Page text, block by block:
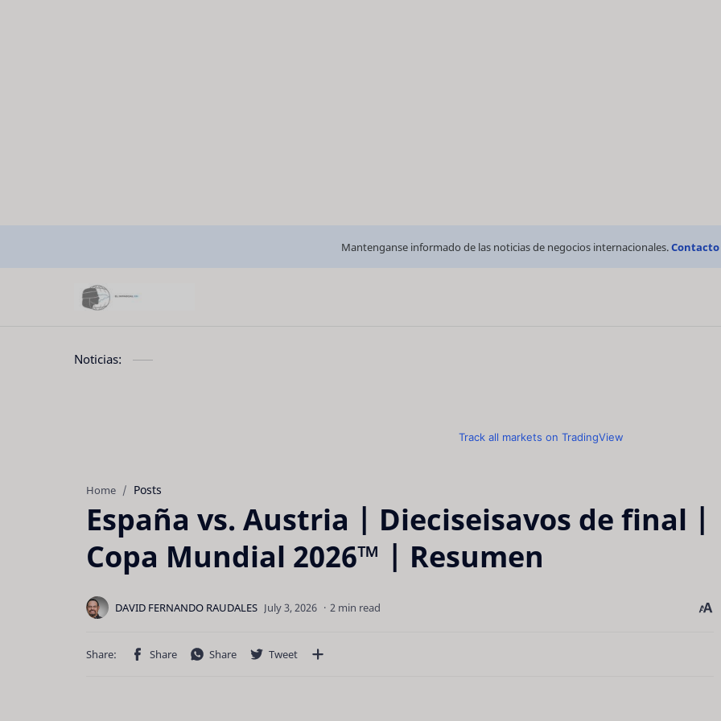
Mantenganse informado de las noticias de negocios internacionales.Contacto
Noticias:
Track all markets on TradingView
Home Posts
España vs. Austria | Dieciseisavos de final |
Copa Mundial 2026™ | Resumen
2 min read